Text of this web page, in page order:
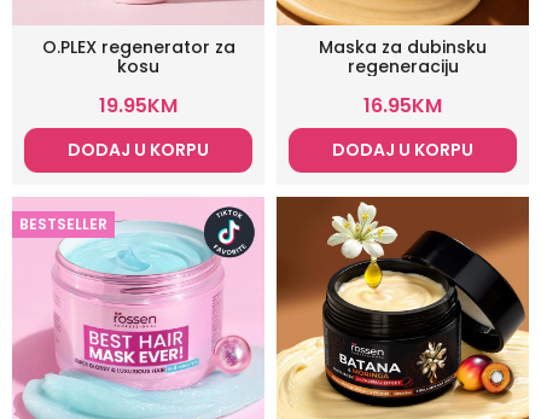
O.PLEX regenerator za
kosu
19.95KM
DODAJ U KORPU
Maska za dubinsku
regeneraciju
16.95KM
DODAJ U KORPU
BESTSELLER